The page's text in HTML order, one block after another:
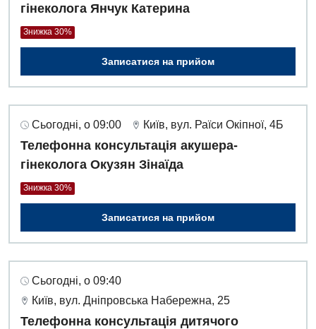
гінеколога Янчук Катерина
Знижка 30%
Записатися на прийом
Сьогодні, о 09:00 Київ, вул. Раїси Окіпної, 4Б
Телефонна консультація акушера-
гінеколога Окузян Зінаїда
Знижка 30%
Записатися на прийом
Сьогодні, о 09:40
Київ, вул. Дніпровська Набережна, 25
Телефонна консультація дитячого